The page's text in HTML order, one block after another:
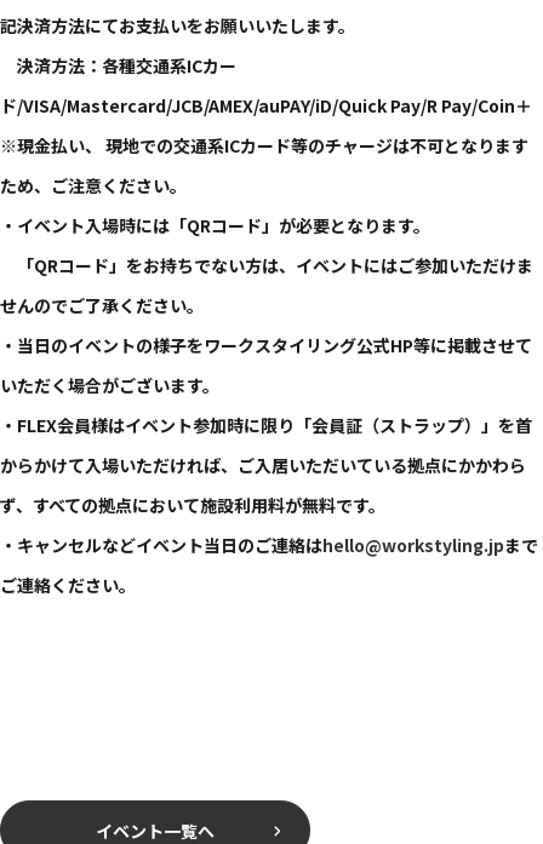
記決済方法にてお支払いをお願いいたします。
決済方法：各種交通系ICカー
ド/VISA/Mastercard/JCB/AMEX/auPAY/iD/Quick Pay/R Pay/Coin＋
※現金払い、 現地での交通系ICカード等のチャージは不可となります
ため、ご注意ください。
・イベント入場時には「QRコード」が必要となります。
「QRコード」をお持ちでない方は、イベントにはご参加いただけま
せんのでご了承ください。
・当日のイベントの様子をワークスタイリング公式HP等に掲載させて
いただく場合がございます。
・FLEX会員様はイベント参加時に限り「会員証（ストラップ）」を首
からかけて入場いただければ、ご入居いただいている拠点にかかわら
ず、すべての拠点において施設利用料が無料です。
・キャンセルなどイベント当日のご連絡はhello@workstyling.jpまで
ご連絡ください。
イベント一覧へ